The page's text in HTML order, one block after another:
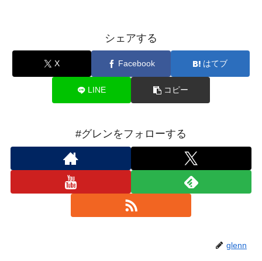
シェアする
X Facebook はてブ
LINE コピー
#グレンをフォローする
glenn